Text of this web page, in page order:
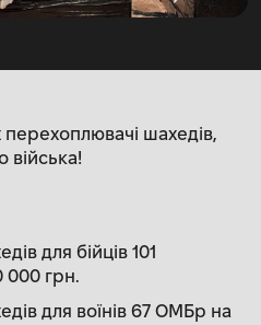
перехоплювачі шахедів,
війська!
для бійців 101
грн.
для воїнів 67 ОМБр на